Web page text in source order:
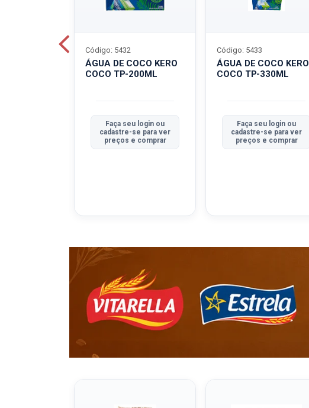
ÁGUA DE COCO KERO
COCO TP-200ML
Código: 5432
Faça seu login ou
cadastre-se para ver
preços e comprar
ÁGUA DE COCO KERO
COCO TP-330ML
Código: 5433
Faça seu login ou
cadastre-se para ver
preços e comprar